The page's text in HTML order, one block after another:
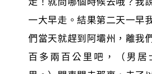
一大早走。結果第二天一早
們當天就趕到阿壩州，離我
百多兩百公里吧，（男居